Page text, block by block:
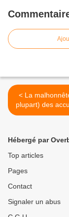
< La malhonnêteté (de la
plupart) des
"apologie du
Hébergé par
Top articles
Pages
Contact
Signaler un abus